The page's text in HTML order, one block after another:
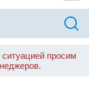
просим